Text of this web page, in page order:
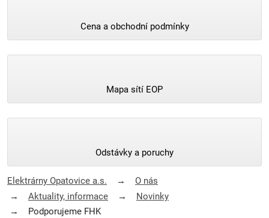
Cena a obchodní podmínky
Mapa sítí EOP
Odstávky a poruchy
Elektrárny Opatovice a.s.
O nás
Aktuality, informace
Novinky
Podporujeme FHK